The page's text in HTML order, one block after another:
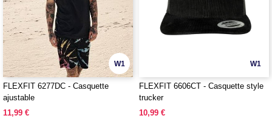
W1
FLEXFIT 6277DC - Casquette
ajustable
11,99 €
W1
FLEXFIT 6606CT - Casquette style
trucker
10,99 €